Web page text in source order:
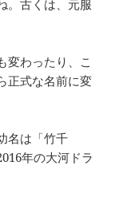
。古くは、元服
変わったり、こ
正式な名前に変
名は「竹千
年の大河ドラ